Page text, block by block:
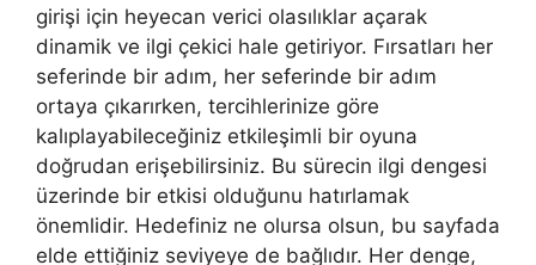
girişi için heyecan verici olasılıklar açarak
dinamik ve ilgi çekici hale getiriyor. Fırsatları her
seferinde bir adım, her seferinde bir adım
ortaya çıkarırken, tercihlerinize göre
kalıplayabileceğiniz etkileşimli bir oyuna
doğrudan erişebilirsiniz. Bu sürecin ilgi dengesi
üzerinde bir etkisi olduğunu hatırlamak
önemlidir. Hedefiniz ne olursa olsun, bu sayfada
elde ettiğiniz seviyeye de bağlıdır. Her denge,